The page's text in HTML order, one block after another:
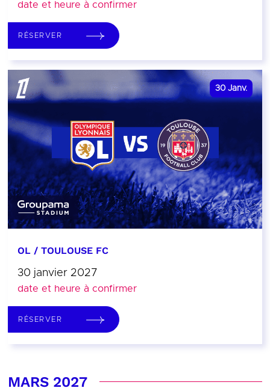
date et heure à confirmer
RÉSERVER
30 Janv.
OL / TOULOUSE FC
30 janvier 2027
date et heure à confirmer
RÉSERVER
MARS 2027